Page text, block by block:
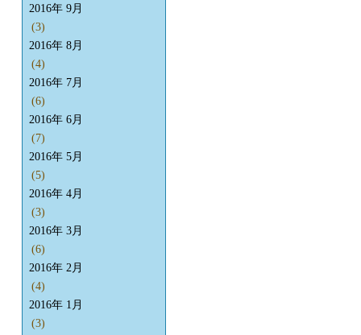
2016年 9月
(3)
2016年 8月
(4)
2016年 7月
(6)
2016年 6月
(7)
2016年 5月
(5)
2016年 4月
(3)
2016年 3月
(6)
2016年 2月
(4)
2016年 1月
(3)